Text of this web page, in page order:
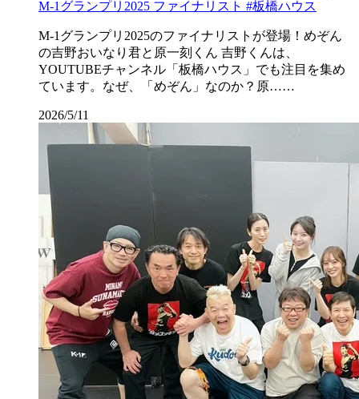
M-1グランプリ2025 ファイナリスト #板橋ハウス
M-1グランプリ2025のファイナリストが登場！めぞん
の吉野おいなり君と原一刻くん 吉野くんは、
YOUTUBEチャンネル「板橋ハウス」でも注目を集め
ています。なぜ、「めぞん」なのか？原……
2026/5/11